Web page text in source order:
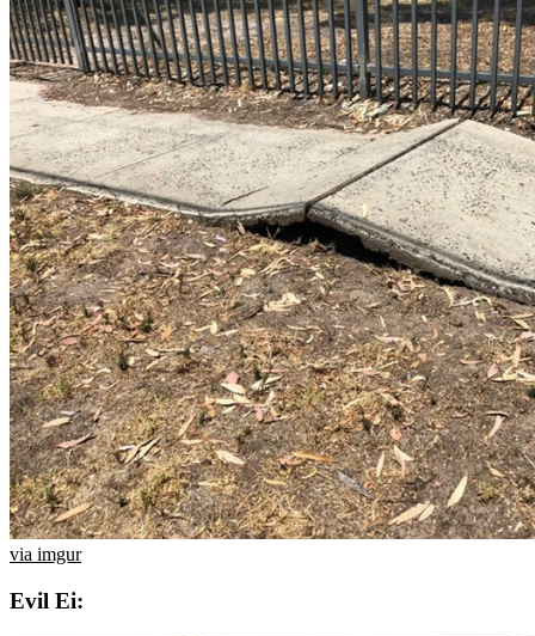
via imgur
Evil Ei: